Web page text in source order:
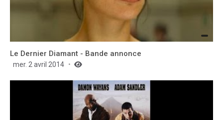
Le Dernier Diamant - Bande annonce
mer. 2 avril 2014